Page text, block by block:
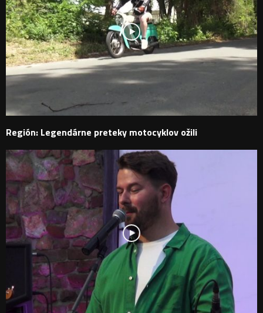
Región: Legendárne preteky motocyklov ožili